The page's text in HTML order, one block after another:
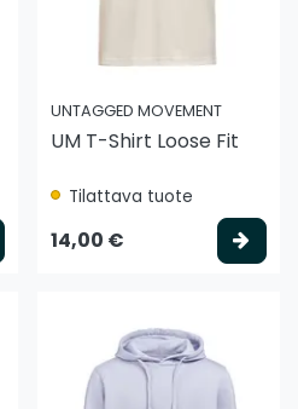
Valitse vaihtoehto
UNTAGGED MOVEMENT
UM T-Shirt Loose Fit
Tilattava tuote
14,00 €